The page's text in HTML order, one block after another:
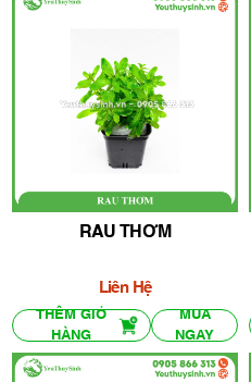
RAU THƠM
Liên Hệ
THÊM GIỎ
HÀNG
MUA
NGAY